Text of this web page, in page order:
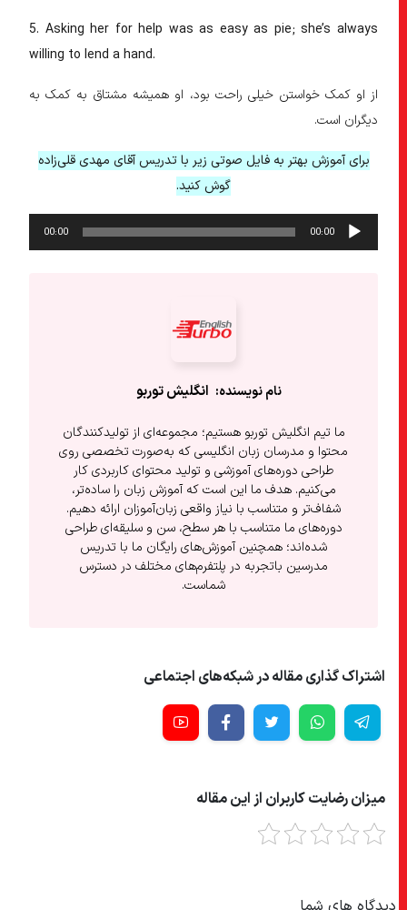
5. Asking her for help was as easy as pie; she’s always
willing to lend a hand.
از او کمک خواستن خیلی راحت بود، او همیشه مشتاق به کمک به
دیگران است.
برای آموزش بهتر به فایل صوتی زیر با تدریس آقای مهدی قلی‌زاده
گوش کنید.
پخش‌کننده
صوت
00:00
00:00
انگلیش‌ توربو
ما تیم انگلیش توربو هستیم؛ مجموعه‌ای از تولیدکنندگان
محتوا و مدرسان زبان انگلیسی که به‌صورت تخصصی روی
طراحی دوره‌های آموزشی و تولید محتوای کاربردی کار
می‌کنیم. هدف ما این است که آموزش زبان را ساده‌تر،
شفاف‌تر و متناسب با نیاز واقعی زبان‌آموزان ارائه دهیم.
دوره‌های ما متناسب با هر سطح، سن و سلیقه‌ای طراحی
شده‌اند؛ همچنین آموزش‌های رایگان ما با تدریس
مدرسین باتجربه در پلتفرم‌های مختلف در دسترس
شماست.
اشتراک گذاری مقاله در شبکه‌های اجتماعی
میزان رضایت کاربران از این مقاله